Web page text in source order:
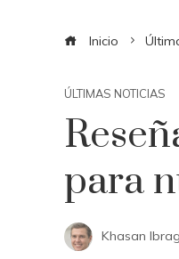
Inicio
ÚLTIMAS NOTICIAS
para
Khasan